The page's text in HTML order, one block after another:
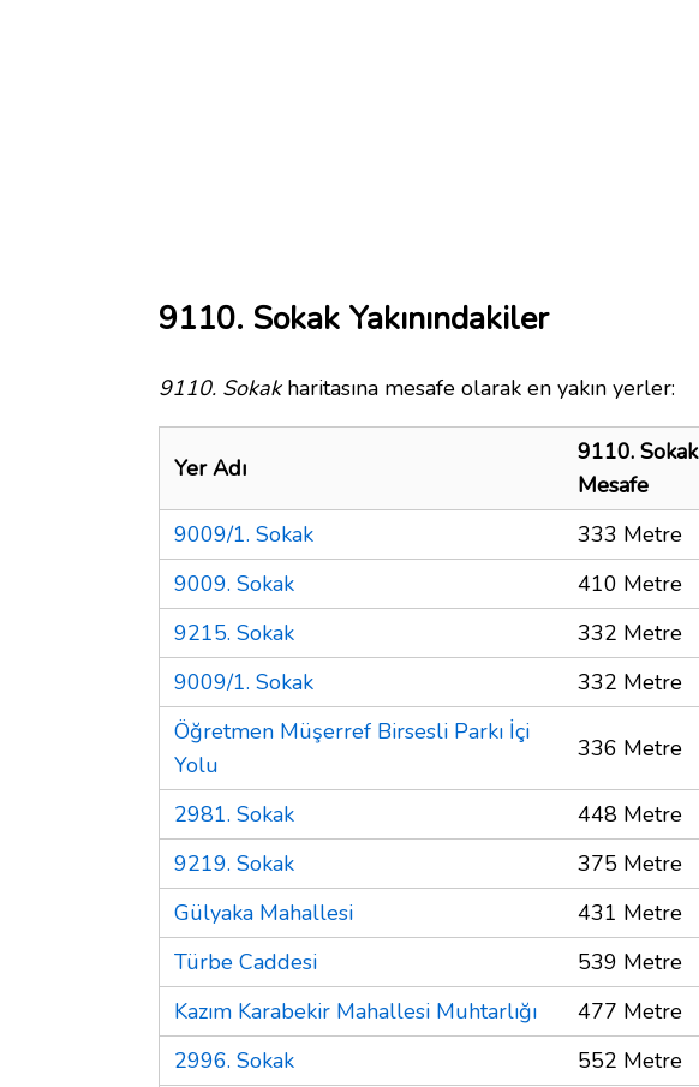
9110. Sokak Yakınındakiler
9110. Sokakharitasına mesafe olarak en yakın yerler:
Yer Adı
9110. Sokak
Mesafe
9009/1. Sokak
333 Metre
9009. Sokak
410 Metre
9215. Sokak
332 Metre
9009/1. Sokak
332 Metre
Öğretmen Müşerref Birsesli Parkı İçi
Yolu
336 Metre
2981. Sokak
448 Metre
9219. Sokak
375 Metre
Gülyaka Mahallesi
431 Metre
Türbe Caddesi
539 Metre
Kazım Karabekir Mahallesi Muhtarlığı
477 Metre
2996. Sokak
552 Metre